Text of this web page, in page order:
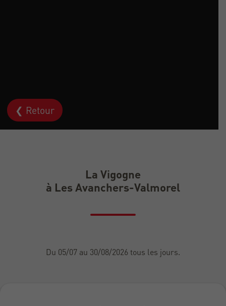
❮ Retour
La Vigogne
à Les Avanchers-Valmorel
Du 05/07 au 30/08/2026 tous les jours.